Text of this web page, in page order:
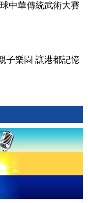
中華傳統武術大賽
子樂園 讓港都記憶